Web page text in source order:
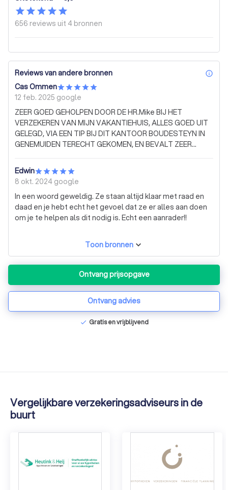
656 reviews uit 4 bronnen
Reviews van andere bronnen
Cas Ommen
12 feb. 2025 google
ZEER GOED GEHOLPEN DOOR DE HR.Mike BIJ HET
VERZEKEREN VAN MIJN VAKANTIEHUIS, ALLES GOED UIT
GELEGD, VIA EEN TIP BIJ DIT KANTOOR BOUDESTEYN IN
GENEMUIDEN TERECHT GEKOMEN, EN BEVALT ZEER
MEDEWERKERS OOK DE RECEPTIE, ER WORD DIRECT
KOFFIE AANGEBODEN. HR.VAN OMMEN. februari 2025.
Edwin
8 okt. 2024 google
In een woord geweldig. Ze staan altijd klaar met raad en
daad en je hebt echt het gevoel dat ze er alles aan doen
om je te helpen als dit nodig is. Echt een aanrader!!
Toon bronnen
Ontvang prijsopgave
Ontvang advies
check Gratis en vrijblijvend
Vergelijkbare verzekeringsadviseurs in de
buurt